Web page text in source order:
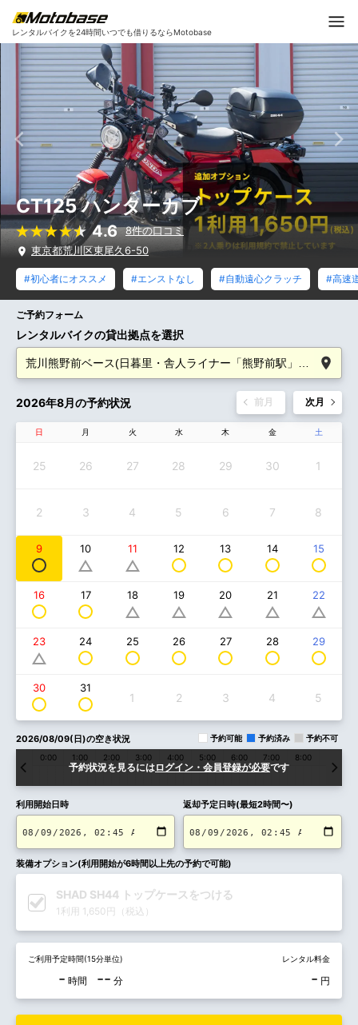
レンタルバイクを24時間いつでも借りるならMotobase
CT125 ハンターカブ
4.6
8件の口コミ
東京都荒川区東尾久6-50
#初心者にオススメ #エンストなし #自動遠心クラッチ #高速
ご予約フォーム
レンタルバイクの貸出拠点を選択
2026年8月の予約状況 前月 次月
日 月 火 水 木 金 土
25 26 27 28 29 30 1
2 3 4 5 6 7 8
9 10 11 12 13 14 15
16 17 18 19 20 21 22
23 24 25 26 27 28 29
30 31
1 2 3 4 5
2026/08/09(日)の空き状況 予約可能 予約済み 予約不可
予約状況を見るにはログイン・会員登録が必要です
0:00 1:00 2:00 3:00 4:00 5:00 6:00 7:00 8:00
利用開始日時 返却予定日時(最短2時間〜)
装備オプション(利用開始が6時間以上先の予約で可能)
SHAD SH44 トップケースをつける
1利用 1,650円（税込）
ご利用予定時間(15分単位)
- 時間 -- 分
レンタル料金
- 円